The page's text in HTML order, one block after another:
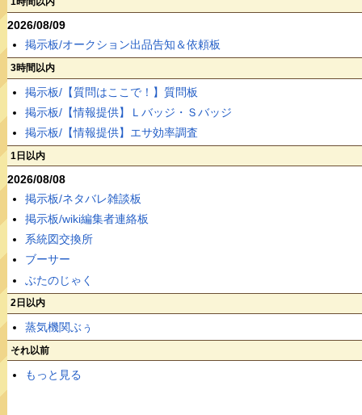
2026/08/09
掲示板/オークション出品告知＆依頼板
3時間以内
掲示板/【質問はここで！】質問板
掲示板/【情報提供】Ｌバッジ・Ｓバッジ
掲示板/【情報提供】エサ効率調査
1日以内
2026/08/08
掲示板/ネタバレ雑談板
掲示板/wiki編集者連絡板
系統図交換所
ブーサー
ぶたのじゃく
2日以内
蒸気機関ぶぅ
それ以前
もっと見る